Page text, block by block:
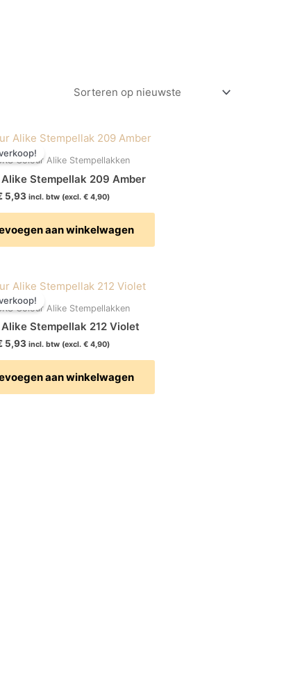
Colour Alike Stempellakken
Stempellak 209 Amber
prijs
5,93
Huidige
prijs
is:
incl. btw (excl.€ 4,90)
aan winkelwagen
Colour Alike Stempellakken
Stempellak 212 Violet
prijs
5,93
Huidige
prijs
is:
incl. btw (excl.€ 4,90)
aan winkelwagen